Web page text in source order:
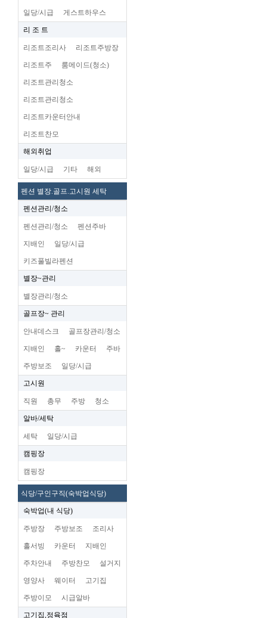
일당/시급 게스트하우스
리 조 트
리조트조리사 리조트주방장
리조트주 룸메이드(청소)
리조트관리청소
리조트관리청소
리조트카운터안내
리조트찬모
해외취업
일당/시급 기타 해외
펜션 별장.골프.고시원 세탁
펜션관리/청소
펜션관리/청소 펜션주바
지배인 일당/시급
키즈풀빌라펜션
별장~관리
별장관리/청소
골프장~ 관리
안내데스크 골프장관리/청소
지배인 홀~ 카운터 주바
주방보조 일당/시급
고시원
직원 총무 주방 청소
알바/세탁
세탁 일당/시급
캠핑장
캠핑장
식당/구인구직(숙박업식당)
숙박업(내 식당)
주방장 주방보조 조리사
홀서빙 카운터 지배인
주차안내 주방찬모 설거지
영양사 웨이터 고기집
주방이모 시급알바
고기집,정육점